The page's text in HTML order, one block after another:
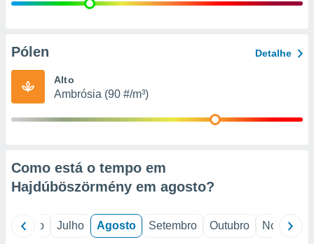
e
de
Pólen Detalhe
Alto
Ambrósia (90 #/m³)
Como está o tempo em
Hajdúböszörmény em agosto?
Junho Julho Agosto Setembro Outubro Novembro